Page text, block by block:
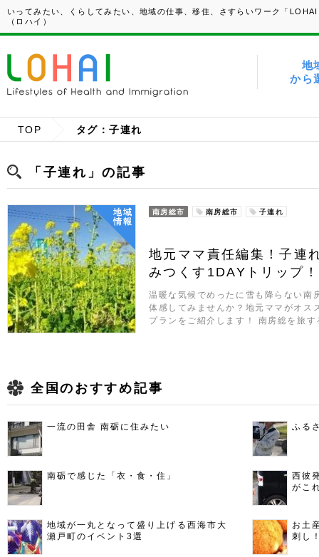
いってみたい、くらしてみたい、地域の仕事、移住、さすらいワーク「
（ロハイ）
地
から
TOP タグ：子連れ
「子連れ」の記事
地域
情報
南房総市 南房総市 子連れ
地元ママ責任編集！子連
みつくす1DAYトリップ！
温暖な気候でめったに雪も降らない南
体感してみませんか？地元ママがオス
プランをご紹介します！ 南房総を旅
全国のおすすめ記事
一流の田舎 南砺に住みたい ふる
南砺で感じた「衣・食・住」
西彼
がこ
地域が一丸となって盛り上げる西海市大
瀬戸町のイベント3選
お土
刺し